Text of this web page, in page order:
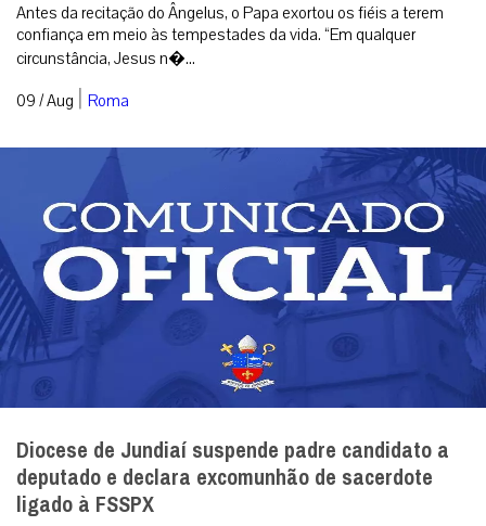
Antes da recitação do Ângelus, o Papa exortou os fiéis a terem
confiança em meio às tempestades da vida. “Em qualquer
circunstância, Jesus n�...
09 / Aug | Roma
Diocese de Jundiaí suspende padre candidato a
deputado e declara excomunhão de sacerdote
ligado à FSSPX